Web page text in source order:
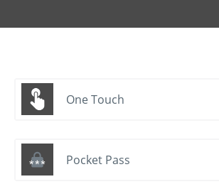
One Touch
Pocket Pass